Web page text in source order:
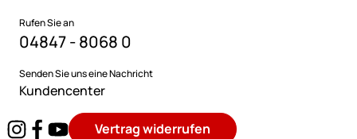
Rufen Sie an
04847 - 8068 0
Senden Sie uns eine Nachricht
Kundencenter
Vertrag widerrufen